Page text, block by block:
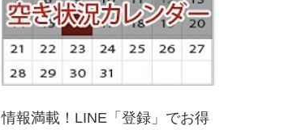
情報満載！LINE「登録」でお得